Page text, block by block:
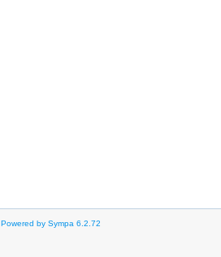
Powered by Sympa 6.2.72